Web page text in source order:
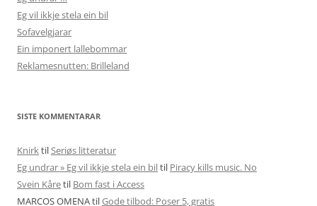
Eg vil ikkje stela ein bil
Sofavelgjarar
Ein imponert lallebommar
Reklamesnutten: Brilleland
SISTE KOMMENTARAR
KnirktilSeriøs litteratur
Eg undrar » Eg vil ikkje stela ein biltil Piracy kills music. No
Svein Kåretil Bom fast i Access
MARCOS OMENAtilGode tilbod: Poser 5, gratis